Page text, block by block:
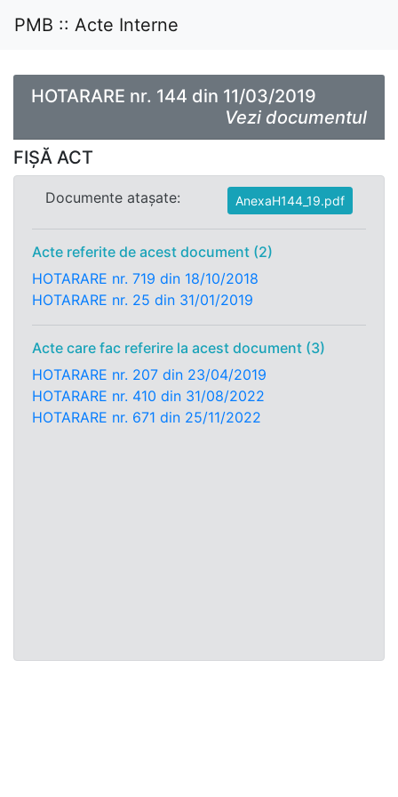
PMB :: Acte Interne
HOTARARE nr. 144 din 11/03/2019
Vezi documentul
FIȘĂ ACT
Documente atașate: AnexaH144_19.pdf
Acte referite de acest document (2)
HOTARARE nr. 719 din 18/10/2018
HOTARARE nr. 25 din 31/01/2019
Acte care fac referire la acest document (3)
HOTARARE nr. 207 din 23/04/2019
HOTARARE nr. 410 din 31/08/2022
HOTARARE nr. 671 din 25/11/2022